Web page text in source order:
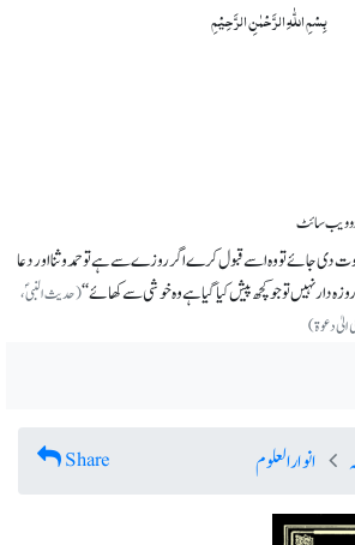
بِسۡمِ اللّٰہِ الرَّحۡمٰنِ الرَّحِیۡمِ
ویب سائٹ
دی جائے تو وہ اسے قبول کرے اگر روزے سے ہے توحمدو ثنا اور دعا
نہیں تو جو کچھ پیش کیا گیا ہے وہ خوشی سے کھائے‘‘(حدیث النبی ؐ،
الیٰ دعوة)
انوارالعلوم Share